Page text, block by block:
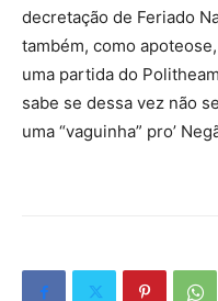
decretação de Feriado
também, como
uma partida do
sabe se dessa vez não
uma “vaguinha” pro’